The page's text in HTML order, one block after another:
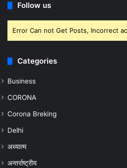
Follow us
Error Can not Get Posts, Incorrect
Categories
Business
CORONA
Corona Breking
Delhi
अध्यात्म
अन्तर्राष्ट्रीय